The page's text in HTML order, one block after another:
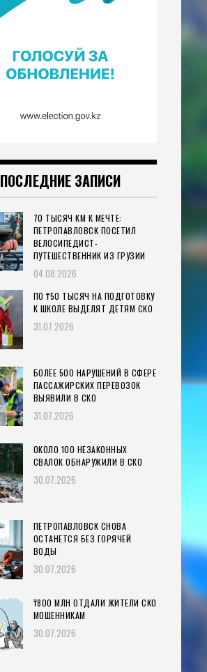
ПОСЛЕДНИЕ ЗАПИСИ
70 ТЫСЯЧ КМ К МЕЧТЕ:
ПЕТРОПАВЛОВСК ПОСЕТИЛ
ВЕЛОСИПЕДИСТ-
ПУТЕШЕСТВЕННИК ИЗ ГРУЗИИ
04.08.2026
ПО ₸50 ТЫСЯЧ НА ПОДГОТОВКУ
К ШКОЛЕ ВЫДЕЛЯТ ДЕТЯМ СКО
31.07.2026
БОЛЕЕ 500 НАРУШЕНИЙ В СФЕРЕ
ПАССАЖИРСКИХ ПЕРЕВОЗОК
ВЫЯВИЛИ В СКО
31.07.2026
ОКОЛО 100 НЕЗАКОННЫХ
СВАЛОК ОБНАРУЖИЛИ В СКО
30.07.2026
ПЕТРОПАВЛОВСК СНОВА
ОСТАНЕТСЯ БЕЗ ГОРЯЧЕЙ
ВОДЫ
30.07.2026
₸800 МЛН ОТДАЛИ ЖИТЕЛИ СКО
МОШЕННИКАМ
30.07.2026